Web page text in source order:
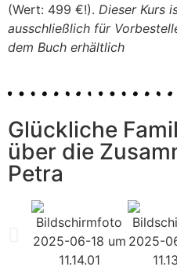
(Wert: 499 €!). Dieser Kurs
ausschließlich für
dem Buch erhältlich
Glückliche
über die
Petra